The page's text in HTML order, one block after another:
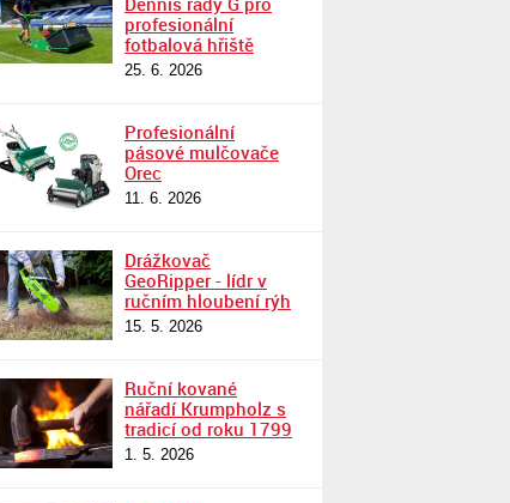
profesionální
fotbalová hřiště
25. 6. 2026
Profesionální
pásové mulčovače
Orec
11. 6. 2026
Drážkovač
GeoRipper - lídr v
ručním hloubení rýh
15. 5. 2026
Ruční kované
nářadí Krumpholz s
tradicí od roku 1799
1. 5. 2026